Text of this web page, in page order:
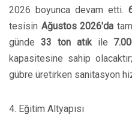
2026 boyunca devam etti.
tesisin Ağustos 2026'da
günde 33 ton atıkile
kapasitesine sahip
gübre üretirken sanitasyon
4. Eğitim Altyapısı